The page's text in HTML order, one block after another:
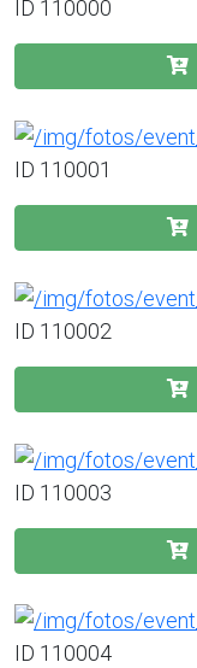
ID 110000
ID 110001
ID 110002
ID 110003
ID 110004